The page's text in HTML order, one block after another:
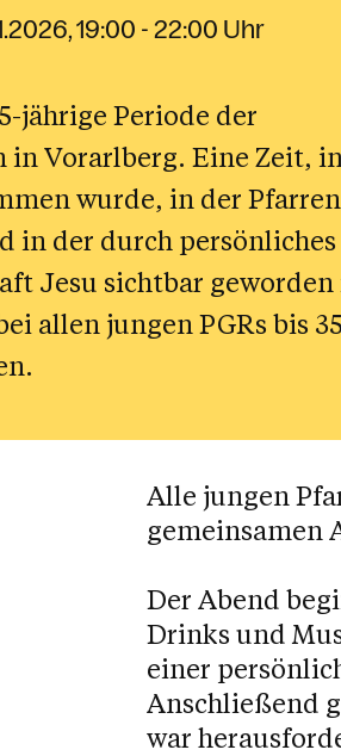
Glaubensbildung
Interreligiöser Dialog
Auf der Suche
19:00 - 22:00 Uhr
jährige Periode der
Vorarlberg. Eine Zeit,
wurde, in der Pfarren
in der durch persönliches
Jesu sichtbar geworden
allen jungen PGRs bis 35
Alle jungen
gemeinsamen
Der Abend
Drinks und
einer
Anschließend
war